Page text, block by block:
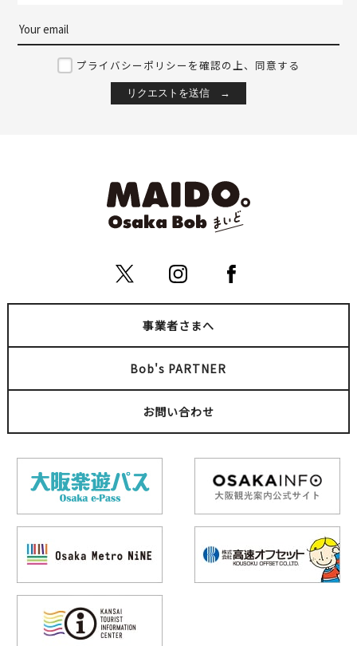
プライバシーポリシーを確認の上、同意する
事業者さまへ
Bob's PARTNER
お問い合わせ